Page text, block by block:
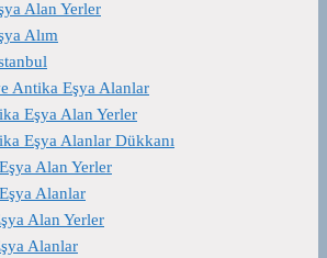
Alan Yerler
Alım
Antika Eşya Alanlar
Eşya Alan Yerler
Eşya Alanlar Dükkanı
Alan Yerler
Alanlar
Alan Yerler
Alanlar